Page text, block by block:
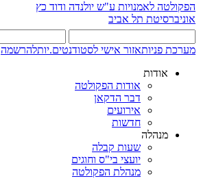
הפקולטה לאמנויות ע"ש יולנדה ודוד כץ
אוניברסיטת תל אביב
מערכת פניותאזור אישי לסטודנטים.יותלהרשמה
אודות
אודות הפקולטה
דבר הדקאן
אירועים
חדשות
מנהלה
שעות קבלה
יועצי בי"ס וחוגים
מנהלת הפקולטה